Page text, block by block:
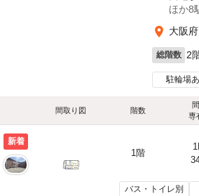
ほか8
大阪
総階数 2
駐輪場
間取り図 階数
専
新着
1階
バス・トイレ別